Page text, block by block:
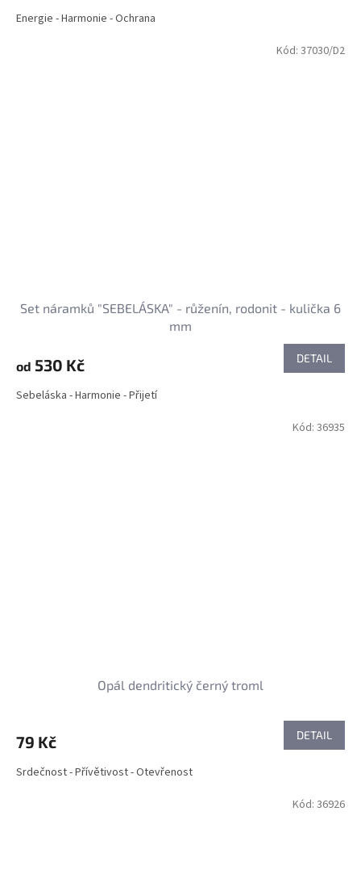
Energie - Harmonie - Ochrana
Set náramků "SEBELÁSKA" - růženín, rodonit - kulička 6
mm
od 530 Kč DETAIL
Sebeláska - Harmonie - Přijetí
Kód: 37030/D2
Opál dendritický černý troml
79 Kč DETAIL
Srdečnost - Přívětivost - Otevřenost
Kód: 36935
Kód: 36926